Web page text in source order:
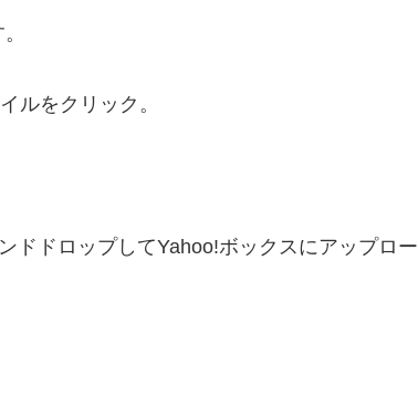
ルをクリック。
ドロップしてYahoo!ボックスにアップロー